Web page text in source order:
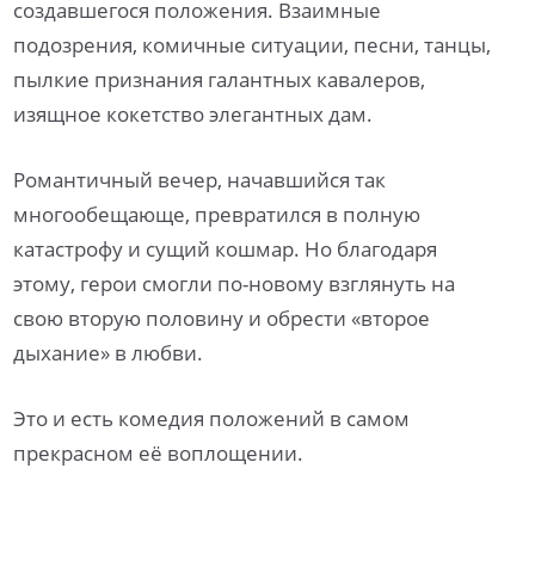
создавшегося положения. Взаимные
подозрения, комичные ситуации, песни, танцы,
пылкие признания галантных кавалеров,
изящное кокетство элегантных дам.
Романтичный вечер, начавшийся так
многообещающе, превратился в полную
катастрофу и сущий кошмар. Но благодаря
этому, герои смогли по-новому взглянуть на
свою вторую половину и обрести «второе
дыхание» в любви.
Это и есть комедия положений в самом
прекрасном её воплощении.